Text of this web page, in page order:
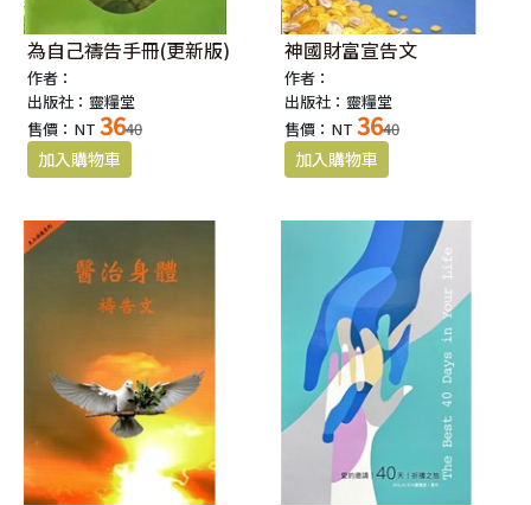
為自己禱告手冊(更新版)
作者：
出版社：靈糧堂
售價：NT 3640
神國財富宣告文
作者：
出版社：靈糧堂
售價：NT 3640